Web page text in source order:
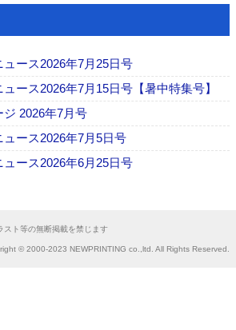
ース2026年7月25日号
ース2026年7月15日号【暑中特集号】
ジ 2026年7月号
ース2026年7月5日号
ース2026年6月25日号
スト等の無断掲載を禁じます
© 2000-2023 NEWPRINTING co.,ltd. All Rights Reserved.